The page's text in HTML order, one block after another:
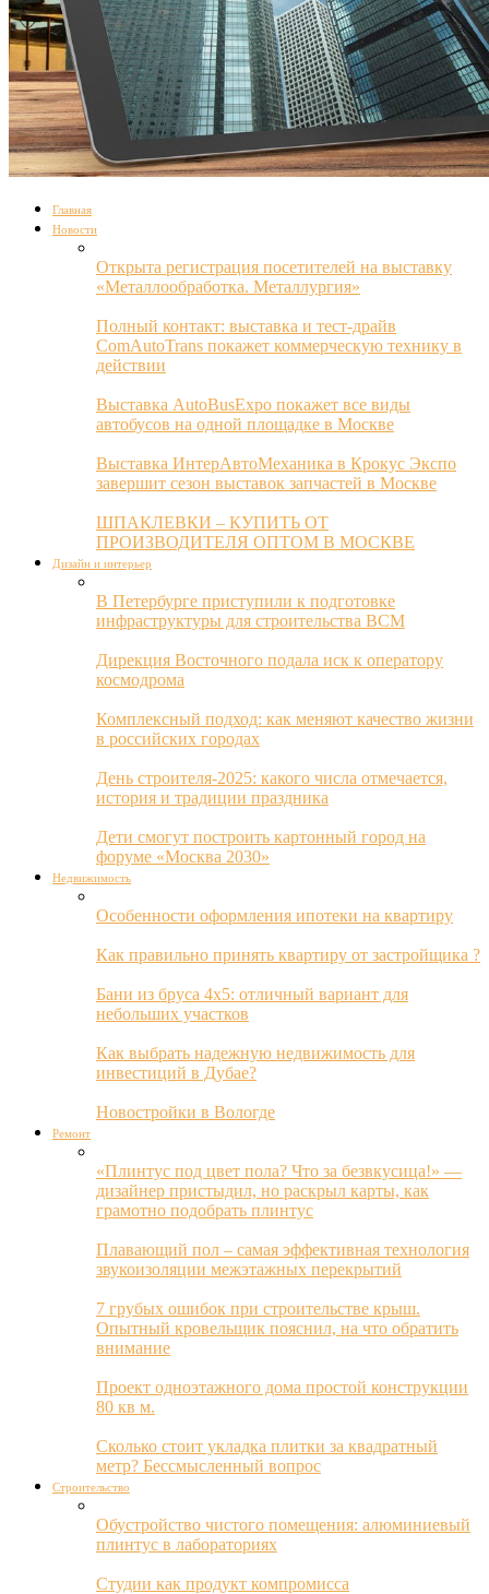
Главная
Новости
Открыта регистрация посетителей на выставку
«Металлообработка. Металлургия»
Полный контакт: выставка и тест-драйв
ComAutoTrans покажет коммерческую технику в
действии
Выставка AutoBusExpo покажет все виды
автобусов на одной площадке в Москве
Выставка ИнтерАвтоМеханика в Крокус Экспо
завершит сезон выставок запчастей в Москве
ШПАКЛЕВКИ – КУПИТЬ ОТ
ПРОИЗВОДИТЕЛЯ ОПТОМ В МОСКВЕ
Дизайн и интерьер
В Петербурге приступили к подготовке
инфраструктуры для строительства ВСМ
Дирекция Восточного подала иск к оператору
космодрома
Комплексный подход: как меняют качество жизни
в российских городах
День строителя-2025: какого числа отмечается,
история и традиции праздника
Дети смогут построить картонный город на
форуме «Москва 2030»
Недвижимость
Особенности оформления ипотеки на квартиру
Как правильно принять квартиру от застройщика ?
Бани из бруса 4х5: отличный вариант для
небольших участков
Как выбрать надежную недвижимость для
инвестиций в Дубае?
Новостройки в Вологде
Ремонт
«Плинтус под цвет пола? Что за безвкусица!» —
дизайнер пристыдил, но раскрыл карты, как
грамотно подобрать плинтус
Плавающий пол – самая эффективная технология
звукоизоляции межэтажных перекрытий
7 грубых ошибок при строительстве крыш.
Опытный кровельщик пояснил, на что обратить
внимание
Проект одноэтажного дома простой конструкции
80 кв м.
Сколько стоит укладка плитки за квадратный
метр? Бессмысленный вопрос
Строительство
Обустройство чистого помещения: алюминиевый
плинтус в лабораториях
Студии как продукт компромисса